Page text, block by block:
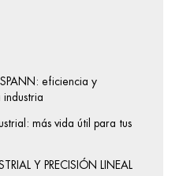
eficiencia y
más vida útil para tus
Y PRECISIÓN LINEAL